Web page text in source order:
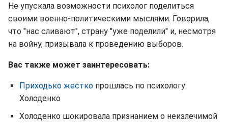
Не упускала возможности психолог поделиться
своими военно-политическими мыслями. Говорила,
что "нас сливают", страну "уже поделили" и, несмотря
на войну, призывала к проведению выборов.
Вас также может заинтересовать:
Приходько жестко прошлась по психологу
Холоденко
Холоденко шокировала признанием о неизлечимой